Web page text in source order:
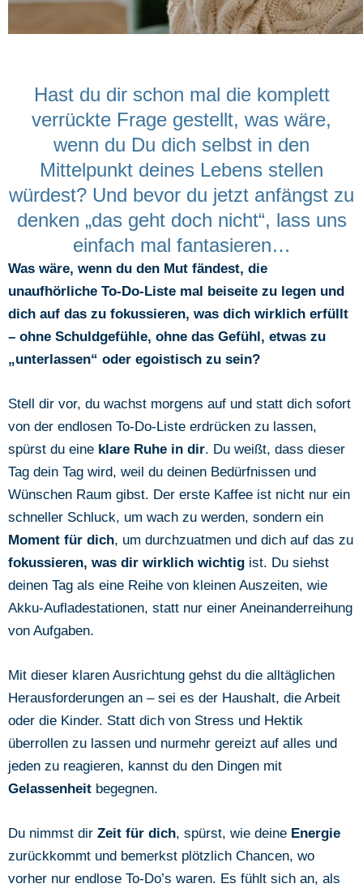
Hast du dir schon mal die komplett
verrückte Frage gestellt, was wäre,
wenn du Du dich selbst in den
Mittelpunkt deines Lebens stellen
würdest? Und bevor du jetzt anfängst zu
denken „das geht doch nicht“, lass uns
einfach mal fantasieren…
Was wäre, wenn du den Mut fändest, die
unaufhörliche To-Do-Liste mal beiseite zu legen und
dich auf das zu fokussieren, was dich wirklich erfüllt
– ohne Schuldgefühle, ohne das Gefühl, etwas zu
„unterlassen“ oder egoistisch zu sein?
Stell dir vor, du wachst morgens auf und statt dich sofort
von der endlosen To-Do-Liste erdrücken zu lassen,
spürst du eine klare Ruhe in dir. Du weißt, dass dieser
Tag dein Tag wird, weil du deinen Bedürfnissen und
Wünschen Raum gibst. Der erste Kaffee ist nicht nur ein
schneller Schluck, um wach zu werden, sondern ein
Moment für dich, um durchzuatmen und dich auf das zu
fokussieren, was dir wirklich wichtig ist. Du siehst
deinen Tag als eine Reihe von kleinen Auszeiten, wie
Akku-Aufladestationen, statt nur einer Aneinanderreihung
von Aufgaben.
Mit dieser klaren Ausrichtung gehst du die alltäglichen
Herausforderungen an – sei es der Haushalt, die Arbeit
oder die Kinder. Statt dich von Stress und Hektik
überrollen zu lassen und nurmehr gereizt auf alles und
jeden zu reagieren, kannst du den Dingen mit
Gelassenheit begegnen.
Du nimmst dir Zeit für dich, spürst, wie deine Energie
zurückkommt und bemerkst plötzlich Chancen, wo
vorher nur endlose To-Do’s waren. Es fühlt sich an, als